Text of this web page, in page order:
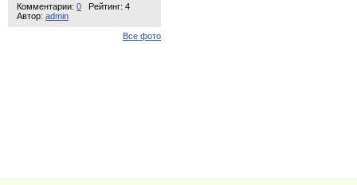
Комментарии: 0
Рейтинг: 4
Автор: admin
Все фото